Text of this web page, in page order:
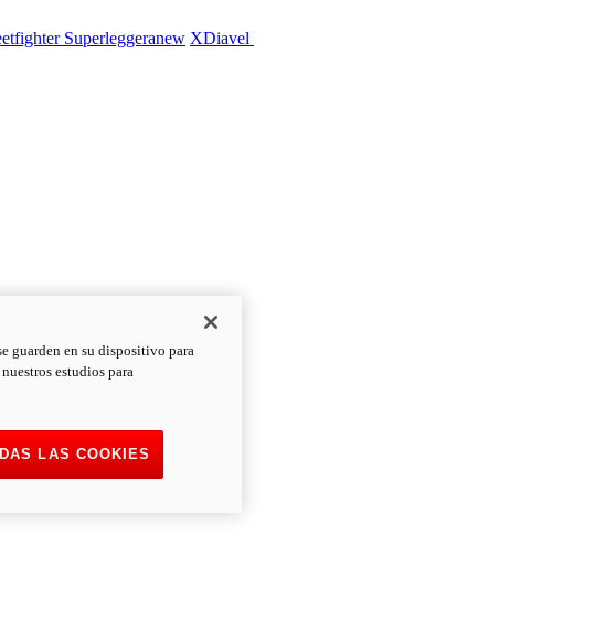
Superleggeranew XDiavel
guarden en su dispositivo para
estudios para
LAS COOKIES